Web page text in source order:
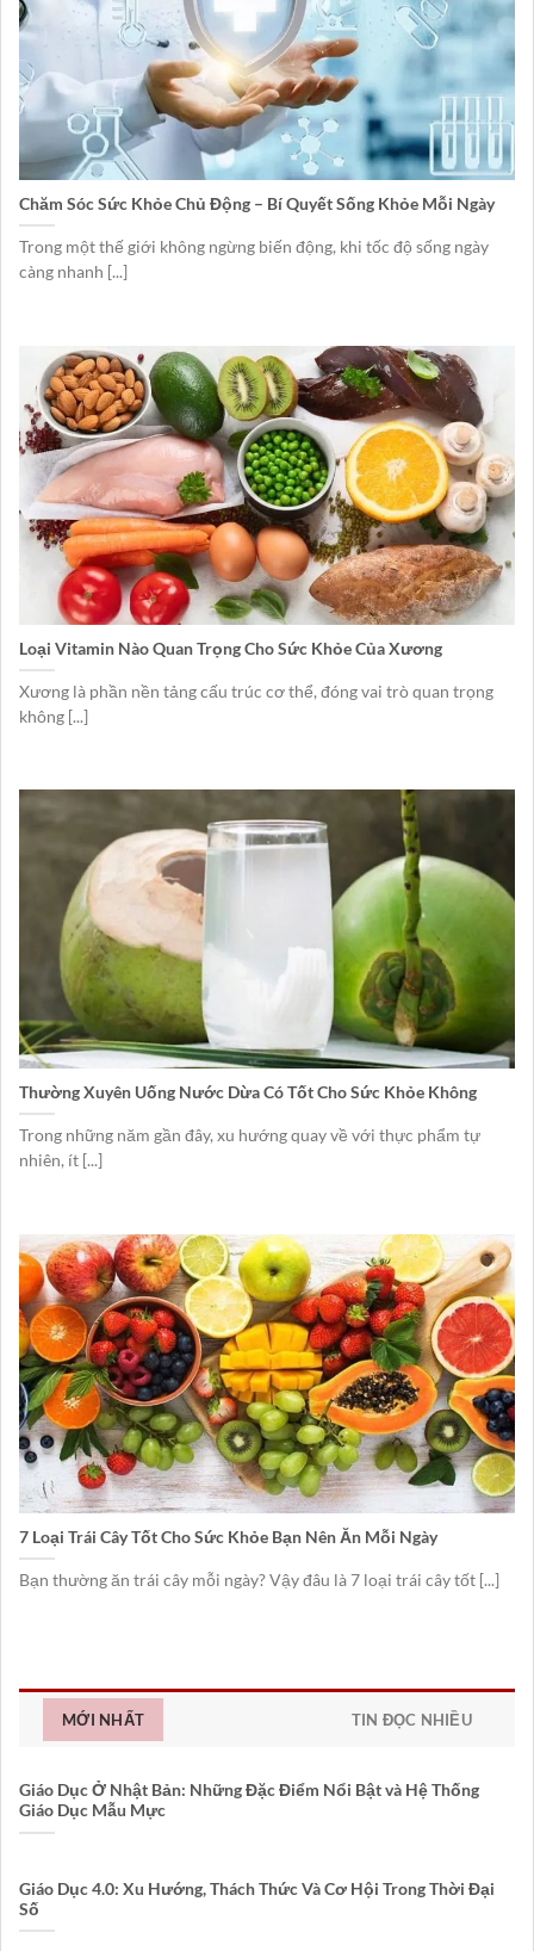
Chăm Sóc Sức Khỏe Chủ Động – Bí Quyết Sống Khỏe Mỗi Ngày
Trong một thế giới không ngừng biến động, khi tốc độ sống ngày
càng nhanh [...]
Loại Vitamin Nào Quan Trọng Cho Sức Khỏe Của Xương
Xương là phần nền tảng cấu trúc cơ thể, đóng vai trò quan trọng
không [...]
Thường Xuyên Uống Nước Dừa Có Tốt Cho Sức Khỏe Không
Trong những năm gần đây, xu hướng quay về với thực phẩm tự
nhiên, ít [...]
7 Loại Trái Cây Tốt Cho Sức Khỏe Bạn Nên Ăn Mỗi Ngày
Bạn thường ăn trái cây mỗi ngày? Vậy đâu là 7 loại trái cây tốt [...]
MỚI NHẤT TIN ĐỌC NHIỀU
Giáo Dục Ở Nhật Bản: Những Đặc Điểm Nổi Bật và Hệ Thống
Giáo Dục Mẫu Mực
Giáo Dục 4.0: Xu Hướng, Thách Thức Và Cơ Hội Trong Thời Đại
Số